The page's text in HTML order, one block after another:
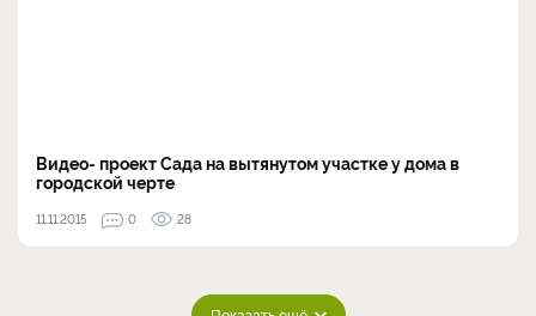
Видео- проект Сада на вытянутом участке у дома в
городской черте
11.11.2015 0 28